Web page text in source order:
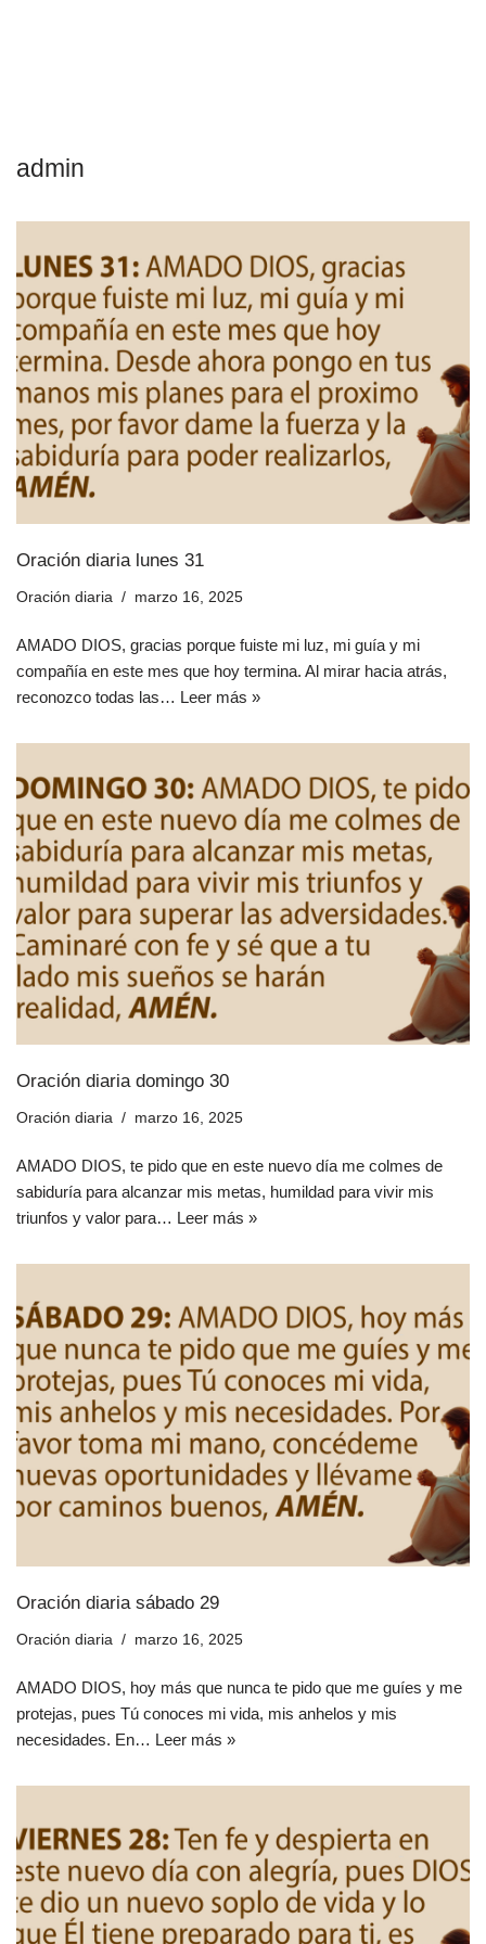
admin
Oración diaria lunes 31
Oración diaria marzo 16, 2025
AMADO DIOS, gracias porque fuiste mi luz, mi guía y mi
compañía en este mes que hoy termina. Al mirar hacia atrás,
reconozco todas las… Leer más »
Oración diaria domingo 30
Oración diaria marzo 16, 2025
AMADO DIOS, te pido que en este nuevo día me colmes de
sabiduría para alcanzar mis metas, humildad para vivir mis
triunfos y valor para… Leer más »
Oración diaria sábado 29
Oración diaria marzo 16, 2025
AMADO DIOS, hoy más que nunca te pido que me guíes y me
protejas, pues Tú conoces mi vida, mis anhelos y mis
necesidades. En… Leer más »